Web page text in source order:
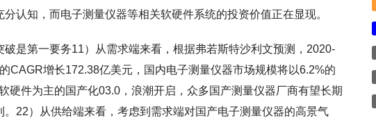
认知，而电子测量仪器等相关软硬件系统的投资价值正在显现。
是第一要务11）从需求端来看，根据弗若斯特沙利文预测，2020-
CAGR增长172.38亿美元，国内电子测量仪器市场规模将以6.2%的
硬件为主的国产化03.0，浪潮开启，众多国产测量仪器厂商有望长期
22）从供给端来看，考虑到需求端对国产电子测量仪器的高景气